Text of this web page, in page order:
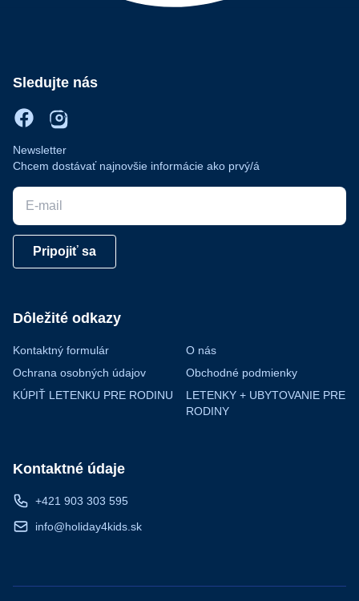
Sledujte nás
Newsletter
Chcem dostávať najnovšie informácie ako prvý/á
E-mail
Pripojiť sa
Dôležité odkazy
Kontaktný formulár
O nás
Ochrana osobných údajov
Obchodné podmienky
KÚPIŤ LETENKU PRE RODINU
LETENKY + UBYTOVANIE PRE
RODINY
Kontaktné údaje
+421 903 303 595
info@holiday4kids.sk